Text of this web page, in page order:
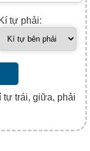
Kí tự phải:
tự trái, giữa, phải